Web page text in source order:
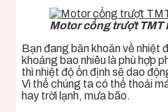
Motor cổng trượt TMT
Bạn đang băn khoăn về nhiệt
khoảng bao nhiêu là phù hợp
thì nhiệt độ ổn định sẽ dao
Vì thế chúng ta có thể thoải
hay trời lạnh, mưa bão.